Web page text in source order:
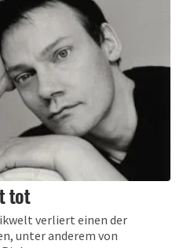
tot
verliert einen der
unter anderem von